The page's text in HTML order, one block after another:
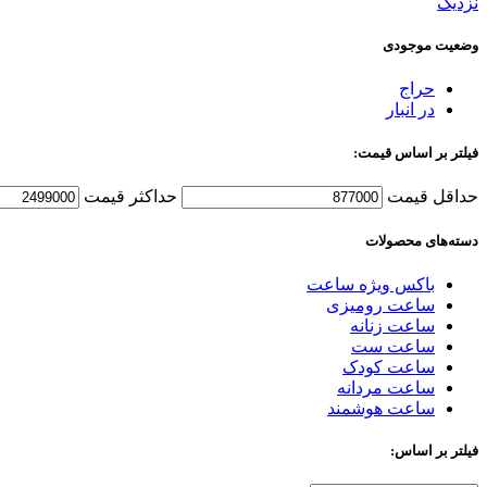
وضعیت موجودی
حراج
در انبار
فیلتر بر اساس قیمت:
حداقل قیمت حداکثر قیمت
دسته‌های محصولات
باکس ویژه ساعت
ساعت رومیزی
ساعت زنانه
ساعت ست
ساعت کودک
ساعت مردانه
ساعت هوشمند
فیلتر بر اساس: